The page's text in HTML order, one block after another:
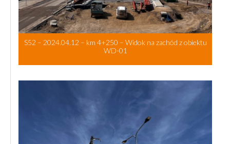
S52 – 2024.04.12 – km 4+250 – Widok na zachód z obiektu
WD-01